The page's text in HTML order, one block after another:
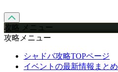
攻略 メニュー
攻略メニュー
シャドバ攻略TOPページ
イベントの最新情報まとめ